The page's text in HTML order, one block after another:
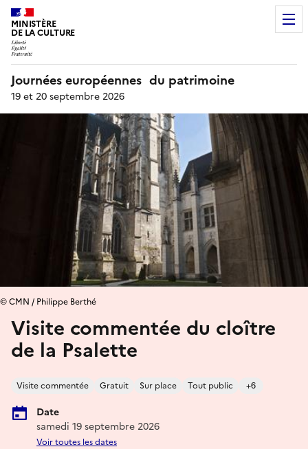
MINISTÈRE
DE LA CULTURE
Journées européennes du patrimoine
19 et 20 septembre 2026
Visite commentée du cloître
de la Psalette
Visite commentée Gratuit Sur place Tout public +6
Date
samedi 19 septembre 2026
Voir toutes les dates
© CMN / Philippe Berthé